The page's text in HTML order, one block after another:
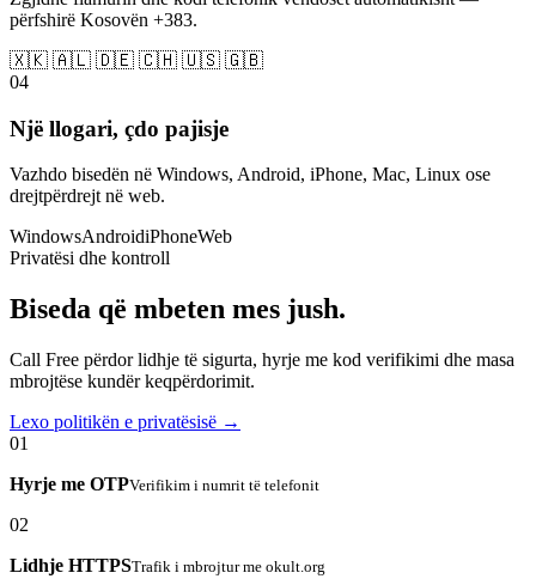
përfshirë Kosovën +383.
🇽🇰 🇦🇱 🇩🇪 🇨🇭 🇺🇸 🇬🇧
04
Një llogari, çdo pajisje
Vazhdo bisedën në Windows, Android, iPhone, Mac, Linux ose
drejtpërdrejt në web.
WindowsAndroidiPhoneWeb
Privatësi dhe kontroll
Biseda që mbeten mes jush.
Call Free përdor lidhje të sigurta, hyrje me kod verifikimi dhe masa
mbrojtëse kundër keqpërdorimit.
Lexo politikën e privatësisë →
01
Hyrje me OTPVerifikim i numrit të telefonit
02
Lidhje HTTPSTrafik i mbrojtur me okult.org